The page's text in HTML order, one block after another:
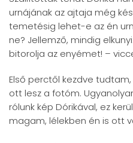
urnájának az ajtaja még
temetésig lehet-e az én
ne? Jellemző, mindig
bitorolja az enyémet! –
Első perctől kezdve
ott lesz a fotóm.
rólunk kép Dórikával, ez
magam, lélekben én is ott